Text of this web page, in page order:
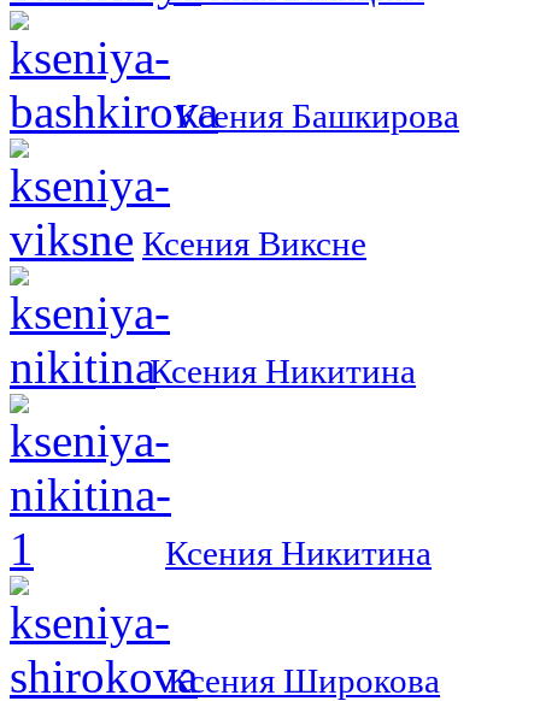
Ксения Башкирова
Ксения Виксне
Ксения Никитина
Ксения Никитина
Ксения Широкова